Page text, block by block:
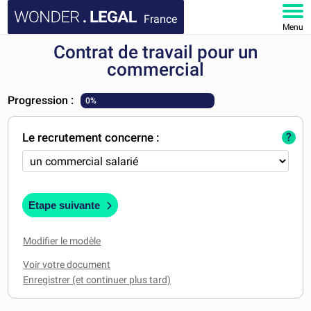
France
Menu
ACCUEIL
MON COMPTE
Contrat de travail pour un
commercial
Progression : 0%
Le recrutement concerne : ?
Etape suivante
Modifier le modèle
Voir votre document